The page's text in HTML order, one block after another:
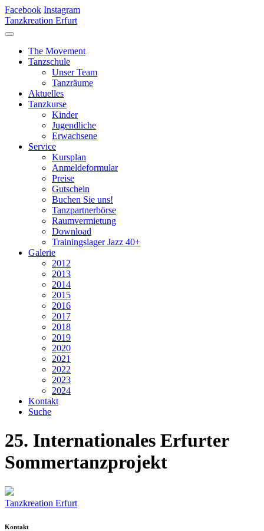
Facebook Instagram
Tanzkreation Erfurt
The Movement
Tanzschule
Unser Team
Tanzräume
Aktuelles
Tanzkurse
Kinder
Jugendliche
Erwachsene
Service
Kursplan
Anmeldeformular
Preise
Gutschein
Buchen Sie uns!
Tanzpartnerbörse
Raumvermietung
Download
Trainingslager Jazz 40+
Galerie
2012
2013
2014
2015
2016
2017
2018
2019
2020
2021
2022
2023
2024
Kontakt
Suche
25. Internationales Erfurter
Sommertanzprojekt
Tanzkreation Erfurt
Kontakt